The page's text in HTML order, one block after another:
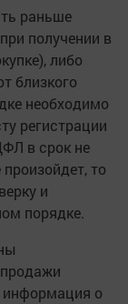
раньше
получении в
либо
близкого
необходимо
регистрации
в срок не
то
и
порядке.
информация о